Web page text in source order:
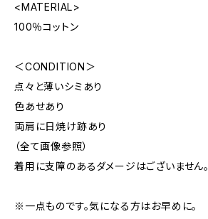
<MATERIAL>
100％コットン
＜CONDITION＞
点々と薄いシミあり
色あせあり
両肩に日焼け跡あり
（全て画像参照）
着用に支障のあるダメージはございません。
※一点ものです。気になる方はお早めに。